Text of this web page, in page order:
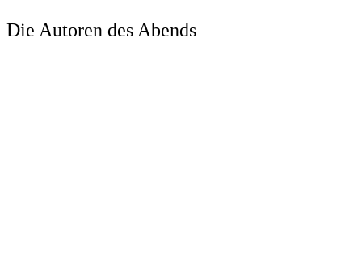
Die Autoren des Abends